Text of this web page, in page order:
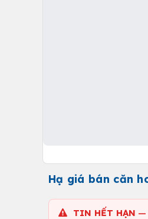
Hạ giá bán căn
TIN HẾT HẠN —